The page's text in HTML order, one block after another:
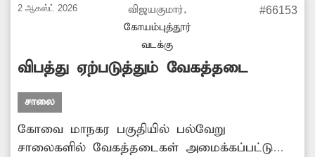
தெருவிளக்குகளை உடனடியாக பழுது நீக்கி
மீண்டும் ஒளிர வைக்க அதிகாரிகள் முன்வர
2 ஆகஸ்ட் 2026
விஜயகுமார்,
கோயம்புத்தூர்
வடக்கு
#66153
விபத்து ஏற்படுத்தும் வேகத்தடை
சாலை
கோவை மாநகர பகுதியில் பல்வேறு
சாலைகளில் வேகத்தடைகள் அமைக்கப்பட்டு